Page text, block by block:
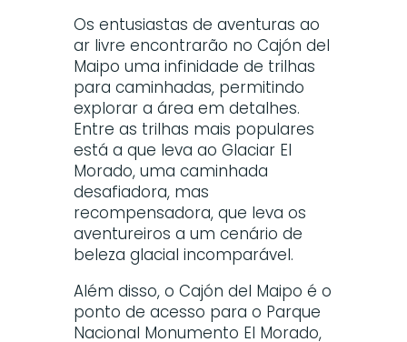
Os entusiastas de aventuras ao
ar livre encontrarão no Cajón del
Maipo uma infinidade de trilhas
para caminhadas, permitindo
explorar a área em detalhes.
Entre as trilhas mais populares
está a que leva ao Glaciar El
Morado, uma caminhada
desafiadora, mas
recompensadora, que leva os
aventureiros a um cenário de
beleza glacial incomparável.
Além disso, o Cajón del Maipo é o
ponto de acesso para o Parque
Nacional Monumento El Morado,